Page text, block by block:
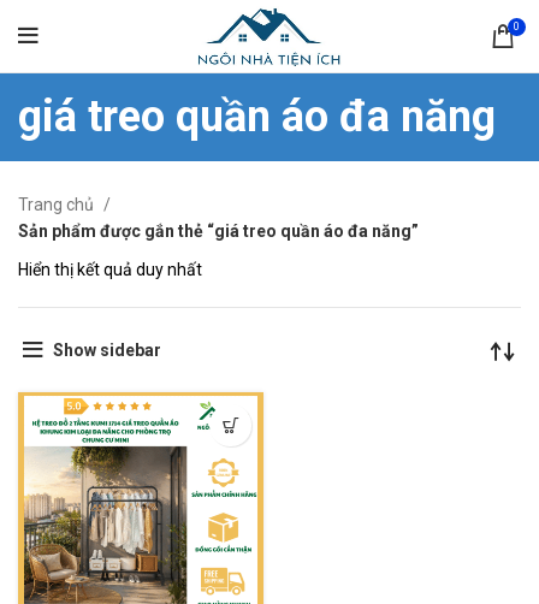
0
giá treo quần áo đa năng
Trang chủ
Sản phẩm được gắn thẻ “giá treo quần áo đa năng”
Hiển thị kết quả duy nhất
Show sidebar